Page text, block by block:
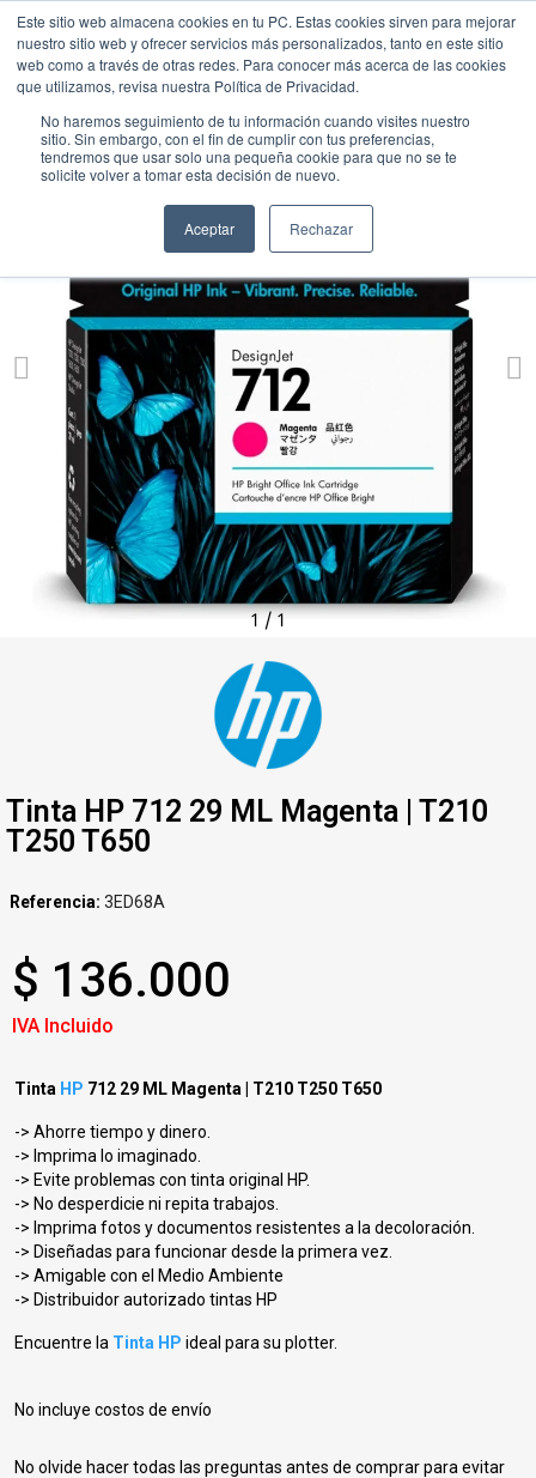
Este sitio web almacena cookies en tu PC. Estas cookies sirven para mejorar
nuestro sitio web y ofrecer servicios más personalizados, tanto en este sitio
web como a través de otras redes. Para conocer más acerca de las cookies
que utilizamos, revisa nuestra Política de Privacidad.
No haremos seguimiento de tu información cuando visites nuestro
sitio. Sin embargo, con el fin de cumplir con tus preferencias,
tendremos que usar solo una pequeña cookie para que no se te
solicite volver a tomar esta decisión de nuevo.
Aceptar Rechazar
1/1
Tinta HP 712 29 ML Magenta | T210
T250 T650
Referencia 3ED68A
$ 136.000
IVA Incluido
Tinta HP 712 29 ML Magenta | T210 T250 T650
-> Ahorre tiempo y dinero.
-> Imprima lo imaginado.
-> Evite problemas con tinta original HP.
-> No desperdicie ni repita trabajos.
-> Imprima fotos y documentos resistentes a la decoloración.
-> Diseñadas para funcionar desde la primera vez.
-> Amigable con el Medio Ambiente
-> Distribuidor autorizado tintas HP
Encuentre la Tinta HP ideal para su plotter.
No incluye costos de envío
No olvide hacer todas las preguntas antes de comprar para evitar